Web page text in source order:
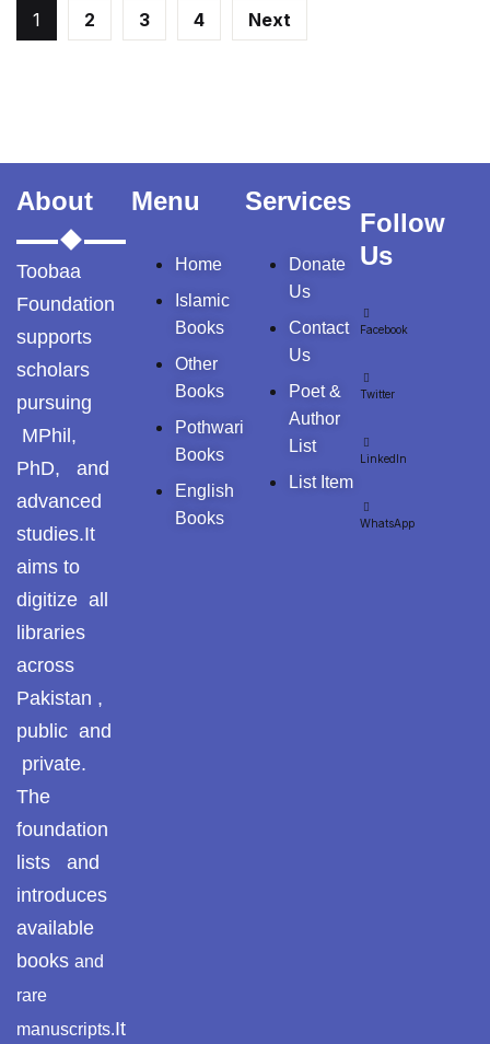
1 2 3 4 Next
پوٹھوہاری قاعدہ
پھٹواری شعر
پہاڑی و پوٹھوہاری
گوجرخان کہوٹہ
About
Toobaa
Foundation
supports
scholars
pursuing
MPhil,
PhD, and
advanced
studies.It
aims to
digitize all
libraries
across
Pakistan ,
public and
private.
The
foundation
lists and
introduces
available
books and
rare
manuscripts.It
Menu
Home
Islamic
Books
Other
Books
Pothwari
Books
English
Books
Services
Donate
Us
Contact
Us
Poet &
Author
List
List Item
Follow
Us
Facebook
Twitter
LinkedIn
WhatsApp